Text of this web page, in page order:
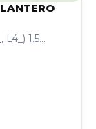
1.5...